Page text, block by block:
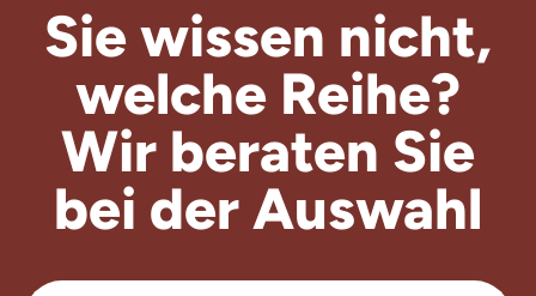
Sie wissen nicht,
welche Reihe?
Wir beraten Sie
bei der Auswahl